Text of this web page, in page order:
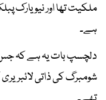
ملکیت تھا اور نیو یارک
ہے۔
دلچسپ بات یہ ہے کہ جس
شومبرگ کی ذاتی